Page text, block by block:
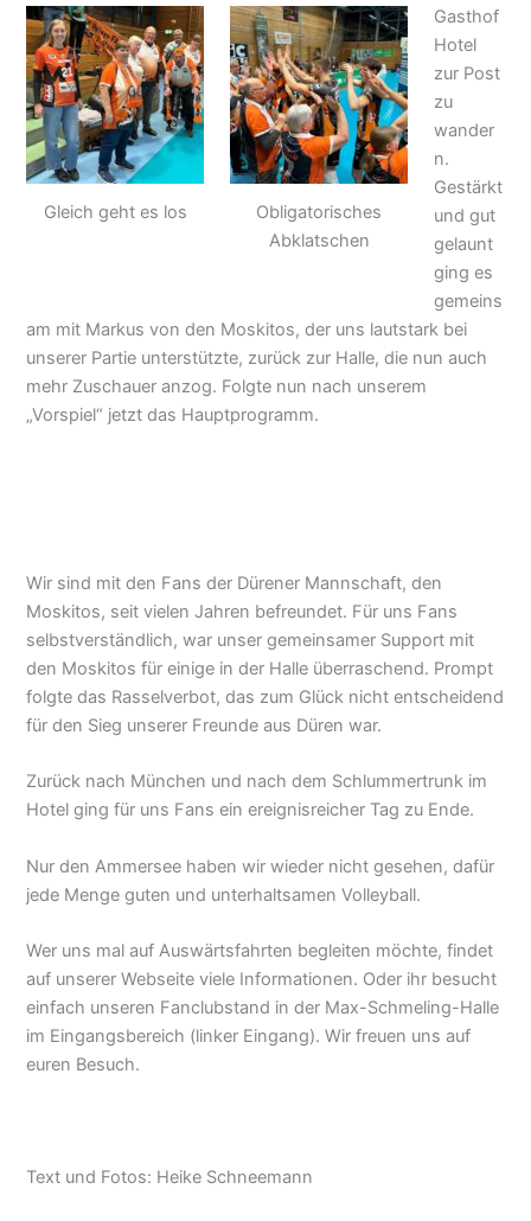
Gleich geht es los
Obligatorisches
Abklatschen
Gasthof
Hotel
zur Post
zu
wander
n.
Gestärkt
und gut
gelaunt
ging es
gemeins
am mit Markus von den Moskitos, der uns lautstark bei
unserer Partie unterstützte, zurück zur Halle, die nun auch
mehr Zuschauer anzog. Folgte nun nach unserem
„Vorspiel“ jetzt das Hauptprogramm.
Wir sind mit den Fans der Dürener Mannschaft, den
Moskitos, seit vielen Jahren befreundet. Für uns Fans
selbstverständlich, war unser gemeinsamer Support mit
den Moskitos für einige in der Halle überraschend. Prompt
folgte das Rasselverbot, das zum Glück nicht entscheidend
für den Sieg unserer Freunde aus Düren war.
Zurück nach München und nach dem Schlummertrunk im
Hotel ging für uns Fans ein ereignisreicher Tag zu Ende.
Nur den Ammersee haben wir wieder nicht gesehen, dafür
jede Menge guten und unterhaltsamen Volleyball.
Wer uns mal auf Auswärtsfahrten begleiten möchte, findet
auf unserer Webseite viele Informationen. Oder ihr besucht
einfach unseren Fanclubstand in der Max-Schmeling-Halle
im Eingangsbereich (linker Eingang). Wir freuen uns auf
euren Besuch.
Text und Fotos: Heike Schneemann